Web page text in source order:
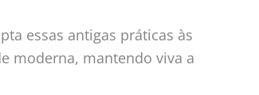
essas antigas práticas às
moderna, mantendo viva a